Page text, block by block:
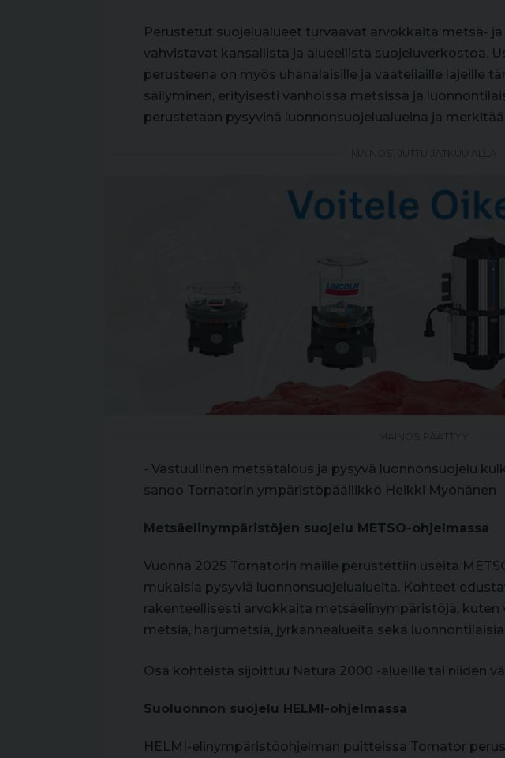
Perustetut suojelualueet turvaavat arvokkaita metsä-
vahvistavat kansallista ja alueellista suojeluverkostoa.
perusteena on myös uhanalaisille ja vaateliaille lajeille
säilyminen, erityisesti vanhoissa metsissä ja
perustetaan pysyvinä luonnonsuojelualueina ja
- Vastuullinen metsätalous ja pysyvä luonnonsuojelu
sanoo Tornatorin ympäristöpäällikkö Heikki Myöhänen
Metsäelinympäristöjen suojelu METSO-ohjelmassa
Vuonna 2025 Tornatorin maille perustettiin useita
mukaisia pysyviä luonnonsuojelualueita. Kohteet
rakenteellisesti arvokkaita metsäelinympäristöjä, kuten
metsiä, harjumetsiä, jyrkännealueita sekä
Osa kohteista sijoittuu Natura 2000 -alueille tai niiden
Suoluonnon suojelu HELMI-ohjelmassa
HELMI-elinympäristöohjelman puitteissa Tornator